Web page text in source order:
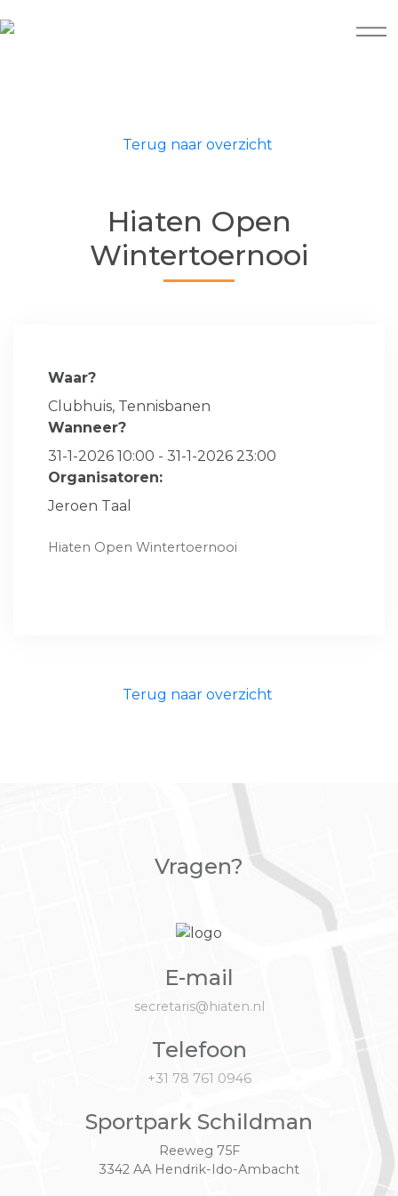
Terug naar overzicht
Hiaten Open
Wintertoernooi
Waar?
Clubhuis, Tennisbanen
Wanneer?
31-1-2026 10:00 - 31-1-2026 23:00
Organisatoren:
Jeroen Taal
Hiaten Open Wintertoernooi
Terug naar overzicht
Vragen?
E-mail
secretaris@hiaten.nl
Telefoon
+31 78 761 0946
Sportpark Schildman
Reeweg 75F
3342 AA Hendrik-Ido-Ambacht